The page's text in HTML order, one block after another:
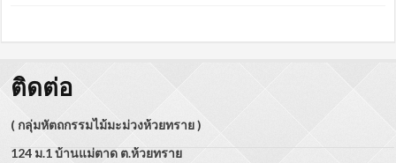
ติดต่อ
( กลุ่มหัตถกรรมไม้มะม่วงห้วยทราย )
124 ม.1 บ้านแม่ตาด ต.ห้วยทราย